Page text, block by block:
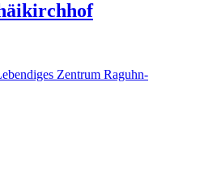
Zentrum Raguhn-